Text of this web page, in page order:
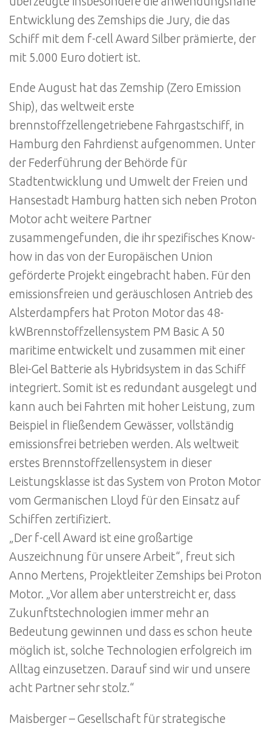
Entwicklung des Zemships die Jury, die das
Schiff mit dem f-cell Award Silber prämierte, der
mit 5.000 Euro dotiert ist.
Ende August hat das Zemship (Zero Emission
Ship), das weltweit erste
brennstoffzellengetriebene Fahrgastschiff, in
Hamburg den Fahrdienst aufgenommen. Unter
der Federführung der Behörde für
Stadtentwicklung und Umwelt der Freien und
Hansestadt Hamburg hatten sich neben Proton
Motor acht weitere Partner
zusammengefunden, die ihr spezifisches Know-
how in das von der Europäischen Union
geförderte Projekt eingebracht haben. Für den
emissionsfreien und geräuschlosen Antrieb des
Alsterdampfers hat Proton Motor das 48-
kWBrennstoffzellensystem PM Basic A 50
maritime entwickelt und zusammen mit einer
Blei-Gel Batterie als Hybridsystem in das Schiff
integriert. Somit ist es redundant ausgelegt und
kann auch bei Fahrten mit hoher Leistung, zum
Beispiel in fließendem Gewässer, vollständig
emissionsfrei betrieben werden. Als weltweit
erstes Brennstoffzellensystem in dieser
Leistungsklasse ist das System von Proton Motor
vom Germanischen Lloyd für den Einsatz auf
Schiffen zertifiziert.
„Der f-cell Award ist eine großartige
Auszeichnung für unsere Arbeit“, freut sich
Anno Mertens, Projektleiter Zemships bei Proton
Motor. „Vor allem aber unterstreicht er, dass
Zukunftstechnologien immer mehr an
Bedeutung gewinnen und dass es schon heute
möglich ist, solche Technologien erfolgreich im
Alltag einzusetzen. Darauf sind wir und unsere
acht Partner sehr stolz.“
Maisberger – Gesellschaft für strategische